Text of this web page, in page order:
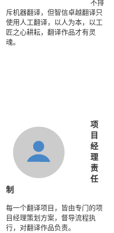
不排
斥机器翻译，但智信卓越翻译只
使用人工翻译，以人为本，以工
匠之心耕耘，翻译作品才有灵
魂。
项
目
经
理
责
任
制
每一个翻译项目，皆由专门的项
目经理策划方案，督导流程执
行，对翻译作品负责。